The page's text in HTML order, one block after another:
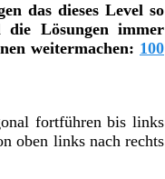
das dieses Level so
Lösungen immer
weitermachen: 100
fortführen bis links
oben links nach rechts